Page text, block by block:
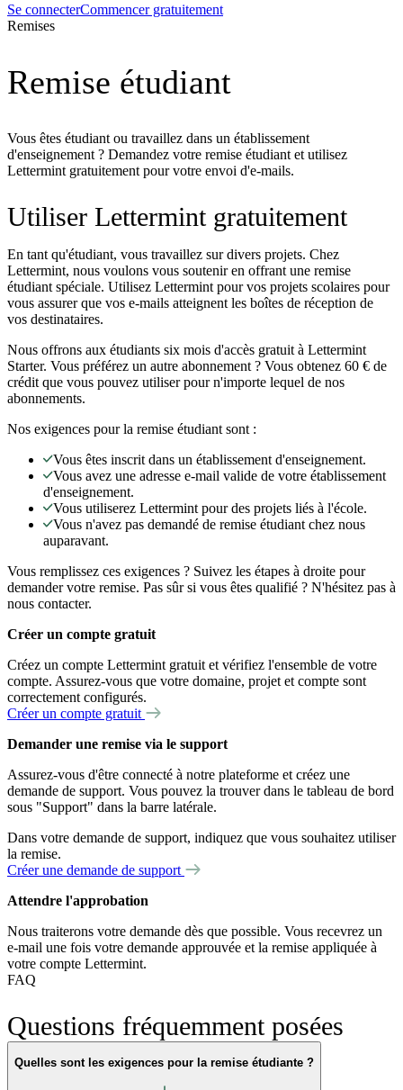
Se connecterCommencer gratuitement
Remises
Remise étudiant
Vous êtes étudiant ou travaillez dans un établissement
d'enseignement ? Demandez votre remise étudiant et utilisez
Lettermint gratuitement pour votre envoi d'e-mails.
Utiliser Lettermint gratuitement
En tant qu'étudiant, vous travaillez sur divers projets. Chez
Lettermint, nous voulons vous soutenir en offrant une remise
étudiant spéciale. Utilisez Lettermint pour vos projets scolaires pour
vous assurer que vos e-mails atteignent les boîtes de réception de
vos destinataires.
Nous offrons aux étudiants six mois d'accès gratuit à Lettermint
Starter. Vous préférez un autre abonnement ? Vous obtenez 60 € de
crédit que vous pouvez utiliser pour n'importe lequel de nos
abonnements.
Nos exigences pour la remise étudiant sont :
Vous êtes inscrit dans un établissement d'enseignement.
Vous avez une adresse e-mail valide de votre établissement
d'enseignement.
Vous utiliserez Lettermint pour des projets liés à l'école.
Vous n'avez pas demandé de remise étudiant chez nous
auparavant.
Vous remplissez ces exigences ? Suivez les étapes à droite pour
demander votre remise. Pas sûr si vous êtes qualifié ? N'hésitez pas à
nous contacter.
Créer un compte gratuit
Créez un compte Lettermint gratuit et vérifiez l'ensemble de votre
compte. Assurez-vous que votre domaine, projet et compte sont
correctement configurés.
Créer un compte gratuit
Demander une remise via le support
Assurez-vous d'être connecté à notre plateforme et créez une
demande de support. Vous pouvez la trouver dans le tableau de bord
sous "Support" dans la barre latérale.
Dans votre demande de support, indiquez que vous souhaitez utiliser
la remise.
Créer une demande de support
Attendre l'approbation
Nous traiterons votre demande dès que possible. Vous recevrez un
e-mail une fois votre demande approuvée et la remise appliquée à
votre compte Lettermint.
FAQ
Questions fréquemment posées
Quelles sont les exigences pour la remise étudiante ?